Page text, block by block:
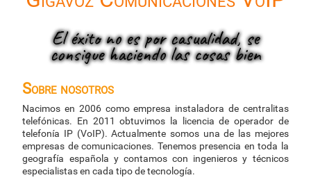
El éxito no es por casualidad, se
consigue haciendo las cosas bien
Sobre nosotros
Nacimos en 2006 como empresa instaladora de centralitas
telefónicas. En 2011 obtuvimos la licencia de operador de
telefonía IP (VoIP). Actualmente somos una de las mejores
empresas de comunicaciones. Tenemos presencia en toda la
geografía española y contamos con ingenieros y técnicos
especialistas en cada tipo de tecnología.